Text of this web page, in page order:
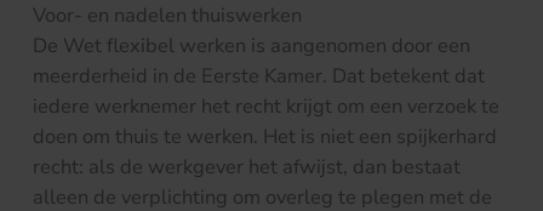
Voor- en nadelen thuiswerken
De Wet flexibel werken is aangenomen door een
meerderheid in de Eerste Kamer. Dat betekent dat
iedere werknemer het recht krijgt om een verzoek te
doen om thuis te werken. Het is niet een spijkerhard
recht: als de werkgever het afwijst, dan bestaat
alleen de verplichting om overleg te plegen met de